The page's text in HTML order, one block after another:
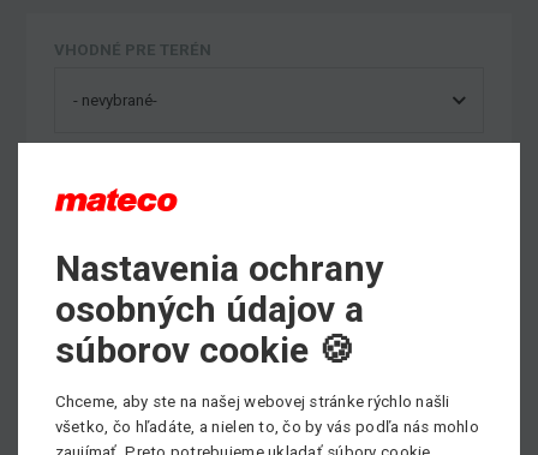
VHODNÉ PRE TERÉN
Výber kategórie strojov
Max. pracovná výška: 23m
Nastavenia ochrany
osobných údajov a
súborov cookie 🍪
Chceme, aby ste na našej webovej stránke rýchlo našli
všetko, čo hľadáte, a nielen to, čo by vás podľa nás mohlo